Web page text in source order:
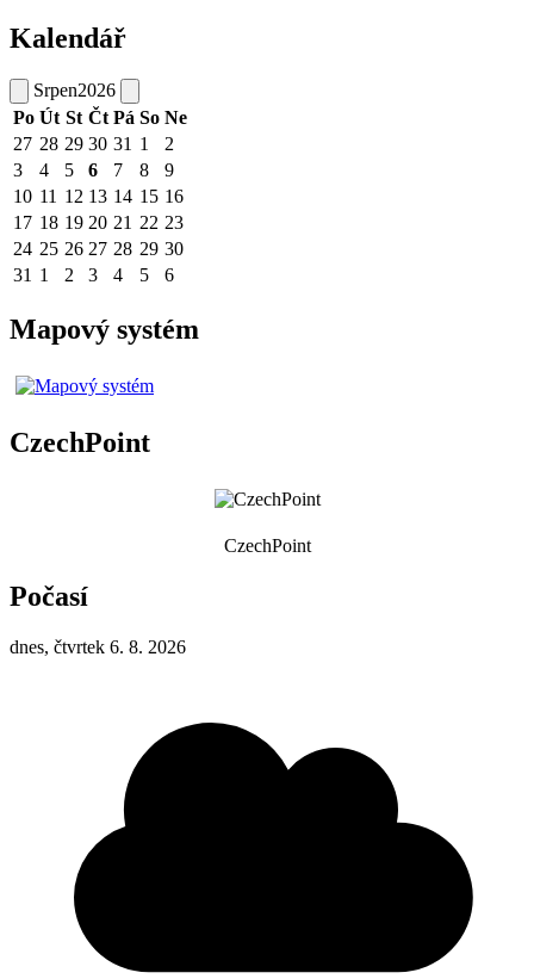
Kalendář
Srpen2026
Po Út St Čt Pá So Ne
27 28 29 30 31 1
2
3
4 5 6 7 8
9
10 11 12 13 14 15 16
17 18 19 20 21 22 23
24 25 26 27 28 29 30
31 1 2 3 4 5 6
Mapový systém
CzechPoint
CzechPoint
Počasí
dnes, čtvrtek 6. 8. 2026